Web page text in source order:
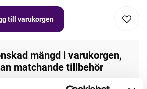
till varukorgen
mängd i varukorgen,
matchande tillbehör